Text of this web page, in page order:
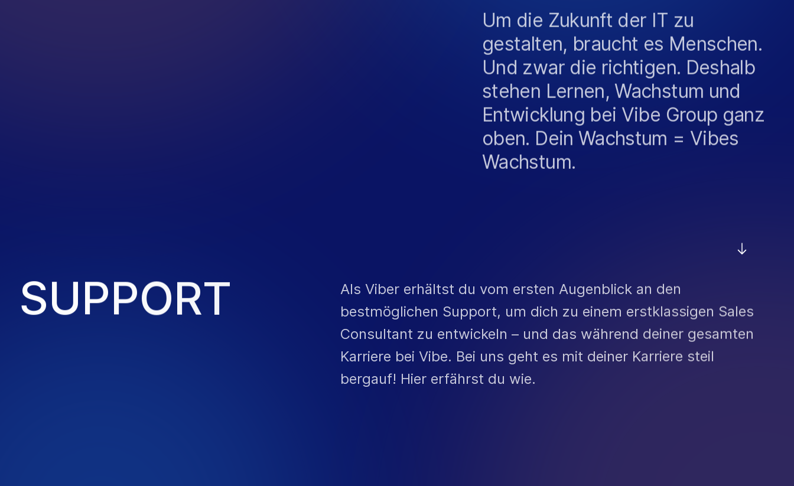
Um die Zukunft der IT zu
gestalten, braucht es Menschen.
Und zwar die richtigen. Deshalb
stehen Lernen, Wachstum und
Entwicklung bei Vibe Group ganz
oben. Dein Wachstum = Vibes
Wachstum.
SUPPORT
Als Viber erhältst du vom ersten Augenblick an den
bestmöglichen Support, um dich zu einem erstklassigen Sales
Consultant zu entwickeln – und das während deiner gesamten
Karriere bei Vibe. Bei uns geht es mit deiner Karriere steil
bergauf! Hier erfährst du wie.